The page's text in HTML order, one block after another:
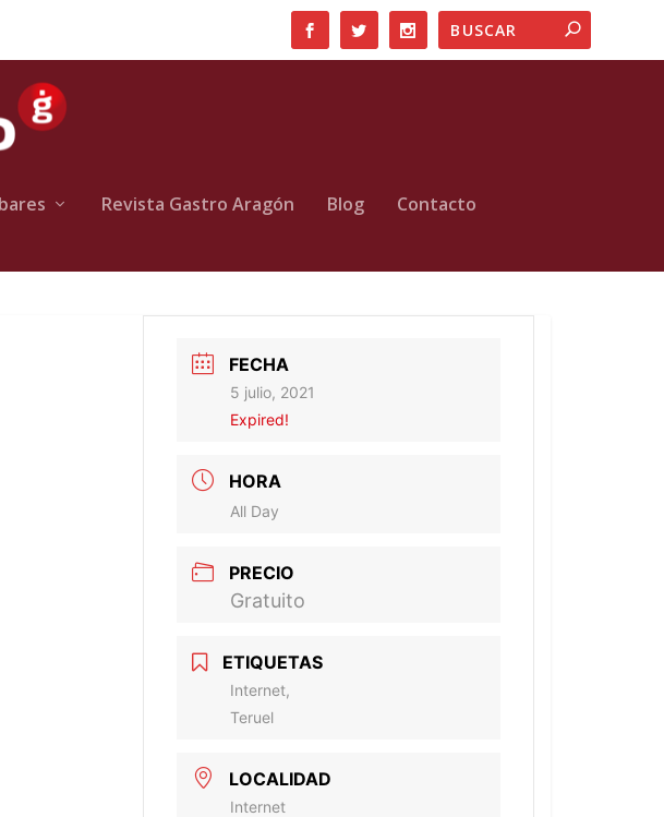
Revista Gastro Aragón Blog Contacto
FECHA
5 julio, 2021
Expired!
HORA
All Day
PRECIO
Gratuito
ETIQUETAS
Internet,
Teruel
LOCALIDAD
Internet